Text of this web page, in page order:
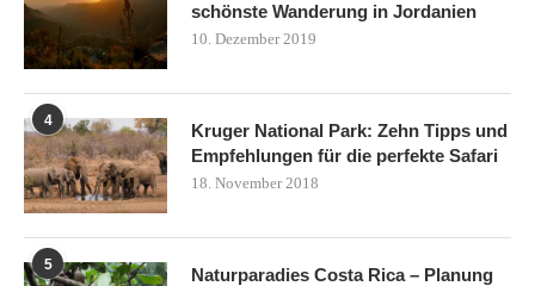
schönste Wanderung in Jordanien
10. Dezember 2019
4
Kruger National Park: Zehn Tipps und
Empfehlungen für die perfekte Safari
18. November 2018
5
Naturparadies Costa Rica – Planung